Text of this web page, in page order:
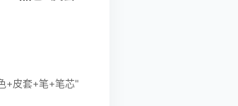
+皮套+笔+笔芯"